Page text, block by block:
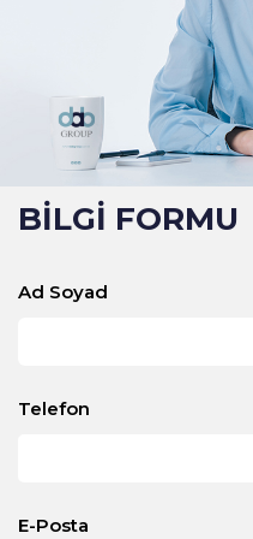
BİLGİ FORMU
Ad Soyad
Telefon
E-Posta